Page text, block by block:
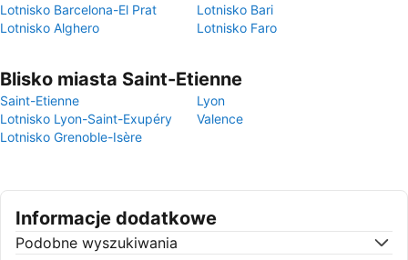
Lotnisko Barcelona-El Prat
Lotnisko Bari
Lotnisko Alghero
Lotnisko Faro
Blisko miasta Saint-Etienne
Saint-Etienne
Lyon
Lotnisko Lyon-Saint-Exupéry
Valence
Lotnisko Grenoble-Isère
Informacje dodatkowe
Podobne wyszukiwania